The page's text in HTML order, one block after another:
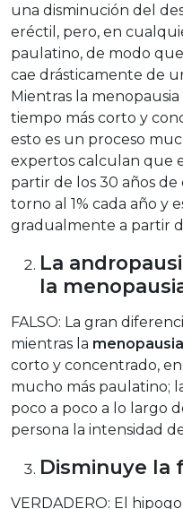
una disminución del
eréctil, pero, en
paulatino, de modo
cae drásticamente de
Mientras la
tiempo más corto y
esto es un proceso
expertos calculan que
partir de los 30 años
torno al 1% cada año y
gradualmente a partir
La
la
FALSO: La gran
mientras la menopausia
corto y concentrado,
mucho más paulatino;
poco a poco a lo largo
persona la intensidad
Disminuye la
VERDADERO: El